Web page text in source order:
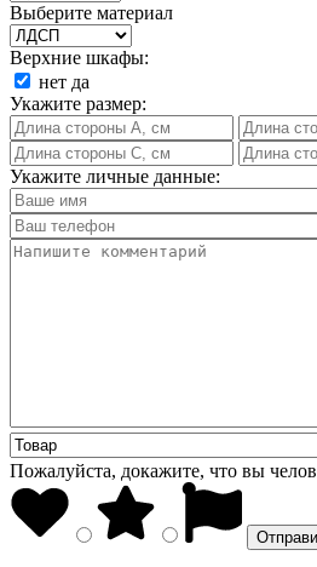
Выберите материал
Верхние шкафы:
нет да
Укажите размер:
Укажите личные данные:
Пожалуйста, докажите, что вы